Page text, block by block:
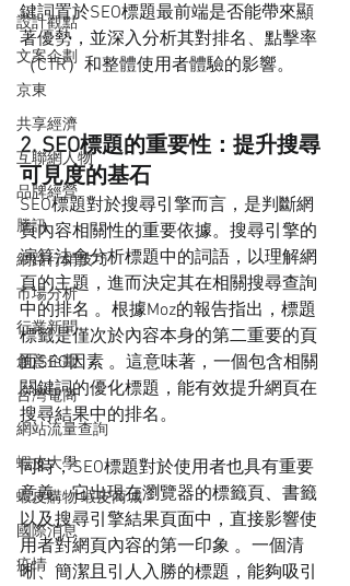
設計觀點
文案企劃
京東
共享經濟
互聯網人物
品牌經營
騰訊
網路行銷技巧
市場分析
行業新聞
創意企劃
台灣電商
網站流量查詢
蝦皮大學
蝦皮購物 蝦皮商城
國際消息
疫情
鍵詞置於SEO標題最前端是否能帶來顯
著優勢，並深入分析其對排名、點擊率
（CTR）和整體使用者體驗的影響。
2. SEO標題的重要性：提升搜尋
可見度的基石
SEO標題對於搜尋引擎而言，是判斷網
頁內容相關性的重要依據。搜尋引擎的
演算法會分析標題中的詞語，以理解網
頁的主題，進而決定其在相關搜尋查詢
中的排名 。根據Moz的報告指出，標題
標籤是僅次於內容本身的第二重要的頁
面SEO因素 。這意味著，一個包含相關
關鍵詞的優化標題，能有效提升網頁在
搜尋結果中的排名。
同時，SEO標題對於使用者也具有重要
意義。它出現在瀏覽器的標籤頁、書籤
以及搜尋引擎結果頁面中，直接影響使
用者對網頁內容的第一印象 。一個清
晰、簡潔且引人入勝的標題，能夠吸引